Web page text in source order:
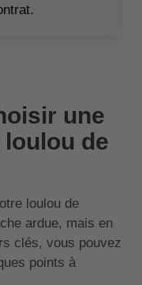
une
de
loulou de
ardue, mais en
clés, vous pouvez
points à